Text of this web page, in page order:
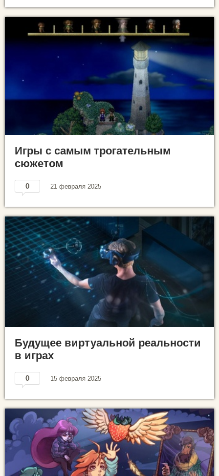
Игры с самым трогательным
сюжетом
0 21 февраля 2025
Будущее виртуальной реальности
в играх
0 15 февраля 2025